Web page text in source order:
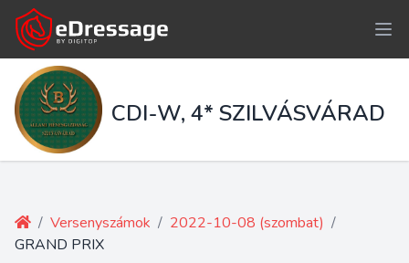
CDI-W, 4* SZILVÁSVÁRAD
/ Versenyszámok / 2022-10-08 (szombat) /
GRAND PRIX